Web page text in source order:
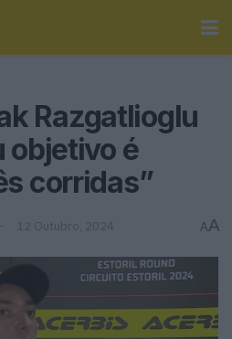
Razgatlioglu
objetivo é
corridas”
12 Outubro, 2024 AA